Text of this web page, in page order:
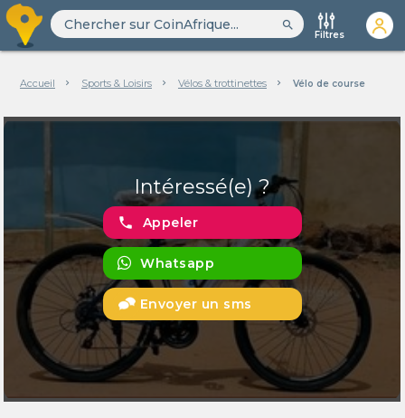
search
Filtres
Accueil Sports & Loisirs Vélos & trottinettes Vélo de course
Intéressé(e) ?
phone Appeler
Whatsapp
Envoyer un sms